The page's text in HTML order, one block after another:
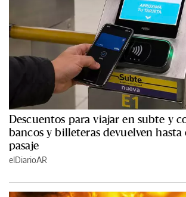
Descuentos para viajar en subte y
bancos y billeteras devuelven hasta
pasaje
elDiarioAR